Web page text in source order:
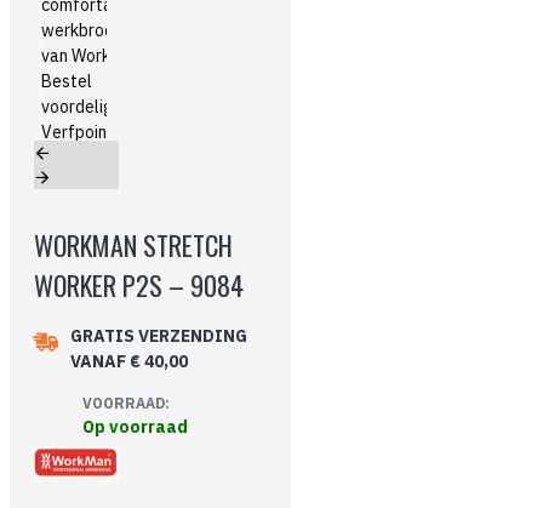
WORKMAN STRETCH
WORKER P2S – 9084
GRATIS VERZENDING
VANAF € 40,00
VOORRAAD:
Op voorraad